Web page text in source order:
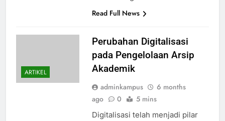
Read Full News
ARTIKEL
Perubahan Digitalisasi
pada Pengelolaan Arsip
Akademik
adminkampus
6 months
ago
0 5 mins
Digitalisasi telah menjadi pilar